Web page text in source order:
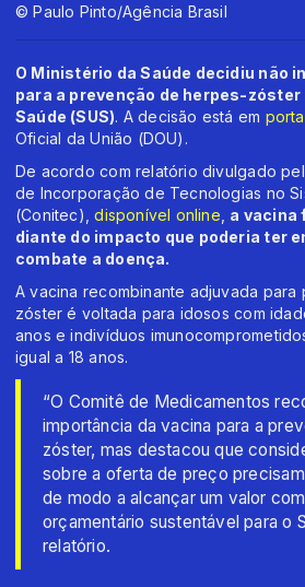
© Paulo Pinto/Agência Brasil
O Ministério da Saúde decidiu não
para a prevenção de herpes-zóster
Saúde (SUS). A decisão está em
Oficial da União (DOU).
De acordo com relatório divulgado
de Incorporação de Tecnologias no
(Conitec),disponível online a vacina
diante do impacto que poderia ter
combate a doença.
A vacina recombinante adjuvada
zóster é voltada para idosos com
anos e indivíduos
igual a 18 anos.
“O Comitê de Medicamentos
importância da vacina para a
zóster, mas destacou que
sobre a oferta de preço
de modo a alcançar um valor
orçamentário sustentável para o
relatório.